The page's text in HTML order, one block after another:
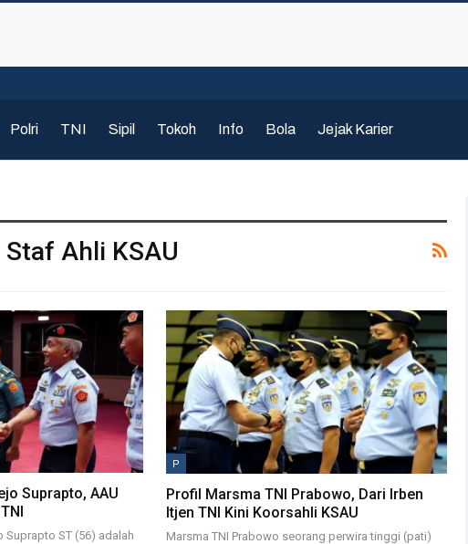
Polri TNI Sipil Tokoh Info Bola Jejak Karier
Ahli KSAU
Suprapto, AAU
Suprapto ST (56) adalah
P
Profil Marsma TNI Prabowo, Dari Irben
Itjen TNI Kini Koorsahli KSAU
Marsma TNI Prabowo seorang perwira tinggi (pati)